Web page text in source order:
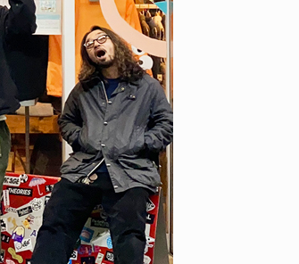
ID
IZURU NAGAHARA / 永原依弦
2026.08.05